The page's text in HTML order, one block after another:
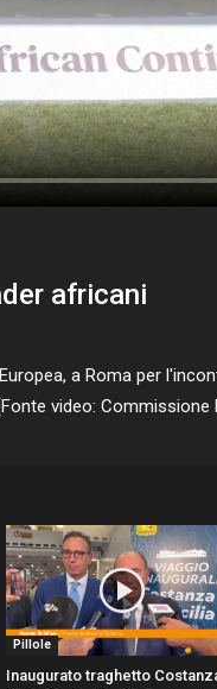
africani
a Roma per
video: Commissione
Pillole
Inaugurato traghetto